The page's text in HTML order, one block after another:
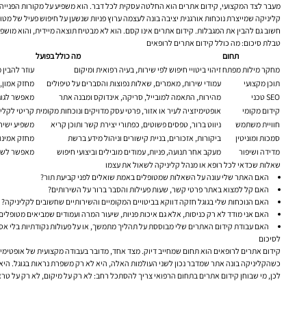
מעבר לצד המקצועי, קידום אתרים הוא החלטה עסקית לכל דבר. הוא משפיע על מקורות
קליניקה שמייצרת נוכחות אורגנית יציבה בונה לעצמה ערוץ פניות שנשען על חיפוש פעיל
חשוב גם להבין את המגבלות. קידום אתרים אינו קסם. הוא לא מבטיח תוצאה מיידית, והוא
טבלת סיכום: מה כולל קידום אתרים לרופאים
תחום
מה כולל בפועל
מחקר מילות מפתחזיהוי ביטויי חיפוש לפי שירות, בעיה רפואית ומיקום
עוזר
תוכן מקצועי
עמודי שירות, מאמרים, שאלות נפוצות והסברים על טיפולים
מחזק
SEO טכני
מהירות, התאמה למובייל, סריקה, אינדוקס ומבנה אתר
מאפשר
קידום מקומי
אופטימיזציה לעיר או אזור, פרטי עסק מדויקים ונוכחות מקומיתקריטי
חוויית משתמש
ניווט ברור, טפסים פשוטים, כפתורי יצירת קשר ותוכן קריא
משפיע
סמכות ומוניטין
ביקורות, אזכורים, בניית קישורים וניהול מידע ברשת
מחזק
מדידה ושיפור
מעקב אחר תנועה, פניות, עמודים מובילים וביצועי חיפוש
מאפשר
שאלות שכדאי לכל רופא או מנהל קליניקה לשאול את עצמו
האם האתר שלי עונה על השאלות שמטופלים באמת שואלים לפני קביעת תור?
האם קל למצוא באתר פרטי קשר, שעות פעילות והסבר ברור על השירותים?
האם הנוכחות שלי בגוגל חזקה דווקא בביטויים המקומיים והשירותיים שחשובים לקליניקה?
האם אני מודד לא רק כניסות, אלא גם איכות פניות, שיעור המרה ועמודים שמביאים
האם עבודת קידום האתרים שלי מבוססת על תהליך מתמשך, או על פעולות נקודתיות בלי
לסיכום
קידום אתרים לרופאים הוא תחום שמחייב דיוק. מצד אחד, מדובר בעבודה מקצועית של
כשהקליניקה בונה אתר שמדבר נכון לשני העולמות האלה, היא לא רק משפרת נראות בגוגל.
לכן, מי שבוחן קידום אתרים בתחום הרפואי צריך להסתכל רחב: לא רק על מיקום, לא רק על